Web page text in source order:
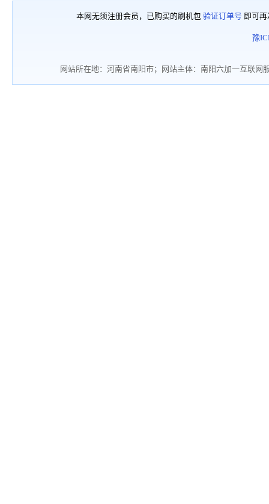
本网无须注册会员，已购买的刷机包 验证订单号 即可
豫
网站所在地：河南省南阳市；网站主体：南阳六加一互联